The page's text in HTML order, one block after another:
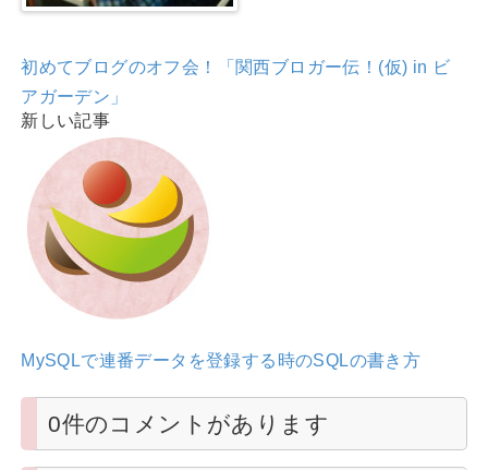
初めてブログのオフ会！「関西ブロガー伝！(仮) in ビ
アガーデン」
新しい記事
MySQLで連番データを登録する時のSQLの書き方
0件のコメントがあります